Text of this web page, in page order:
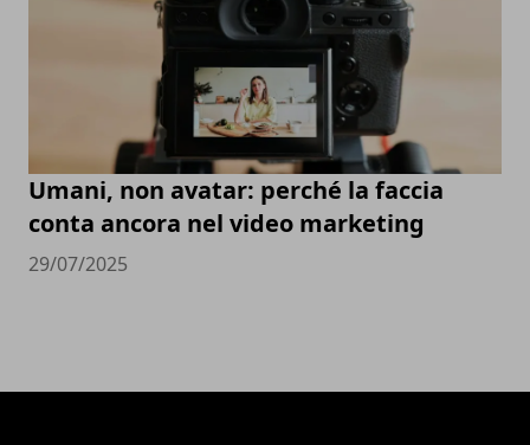
Umani, non avatar: perché la faccia
conta ancora nel video marketing
29/07/2025